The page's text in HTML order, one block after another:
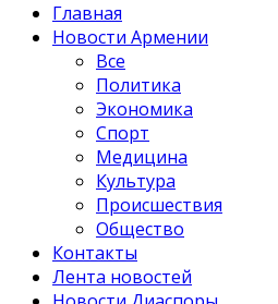
Главная
Новости Армении
Все
Политика
Экономика
Спорт
Медицина
Культура
Происшествия
Общество
Контакты
Лента новостей